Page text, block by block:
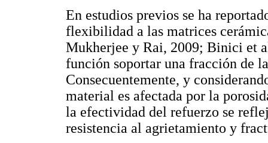
En estudios previos se ha
flexibilidad a las matrices
Mukherjee y Rai, 2009; Binici et
función soportar una fracción de
Consecuentemente, y
material es afectada por la
la efectividad del refuerzo se
resistencia al agrietamiento y